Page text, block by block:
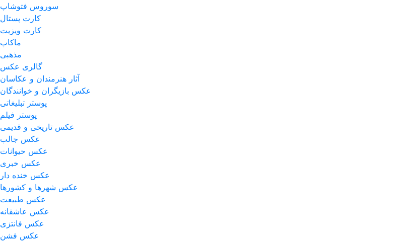
سوروس فتوشاپ
کارت پستال
کارت ویزیت
ماکاپ
مذهبی
گالری عکس
آثار هنرمندان و عکاسان
عکس بازیگران و خوانندگان
پوستر تبلیغاتی
پوستر فیلم
عکس تاریخی و قدیمی
عکس جالب
عکس حیوانات
عکس خبری
عکس خنده دار
عکس شهرها و کشورها
عکس طبیعت
عکس عاشقانه
عکس فانتزی
عکس فشن